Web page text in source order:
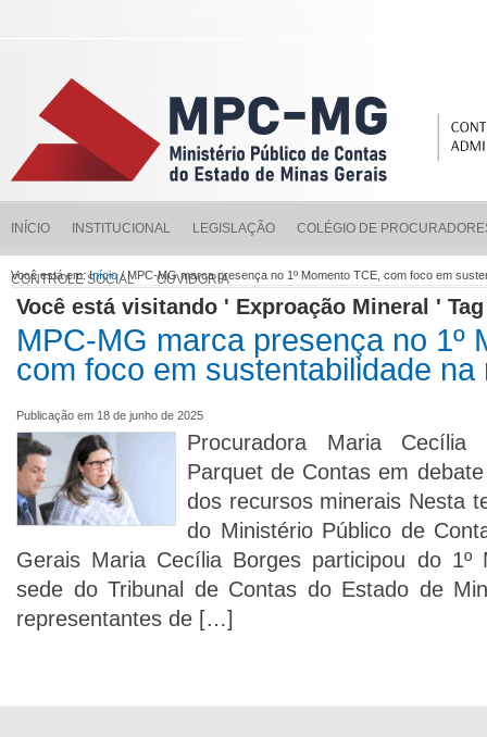
INÍCIO INSTITUCIONAL LEGISLAÇÃO COLÉGIO DE
CONTROLE SOCIAL OUVIDORIA
Você está em:Início/ MPC-MG marca presença no 1º Momento TCE, com foco em
Você está visitando ' Exproação Mineral ' Tag
MPC-MG marca presença no 1º
com foco em sustentabilidade
Publicação em 18 de junho de 2025
Procuradora Maria
Parquet de Contas em
dos recursos minerais Nesta
do Ministério Público de
Gerais Maria Cecília Borges participou do 1º
sede do Tribunal de Contas do Estado de
representantes de […]